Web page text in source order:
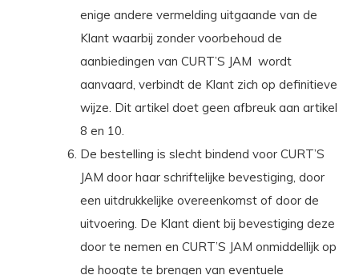
enige andere vermelding uitgaande van de
Klant waarbij zonder voorbehoud de
aanbiedingen van CURT’S JAM wordt
aanvaard, verbindt de Klant zich op definitieve
wijze. Dit artikel doet geen afbreuk aan artikel
8 en 10.
De bestelling is slecht bindend voor CURT’S
JAM door haar schriftelijke bevestiging, door
een uitdrukkelijke overeenkomst of door de
uitvoering. De Klant dient bij bevestiging deze
door te nemen en CURT’S JAM onmiddellijk op
de hoogte te brengen van eventuele